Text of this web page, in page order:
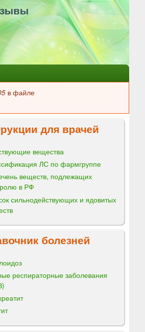
в файле
для врачей
вещества
ЛС по фармгруппе
веществ, подлежащих
в РФ
сильнодействующих и ядовитых
болезней
респираторные заболевания